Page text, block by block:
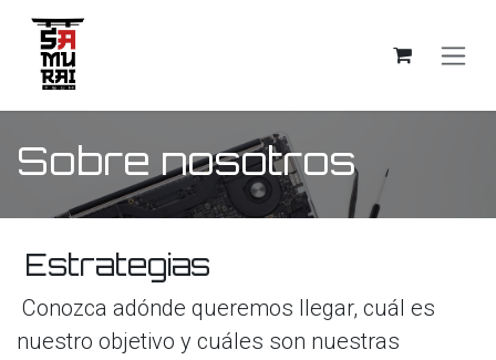
Ir al contenido
Sobre nosotros
Estrategias
Conozca adónde queremos llegar, cuál es
nuestro objetivo y cuáles son nuestras